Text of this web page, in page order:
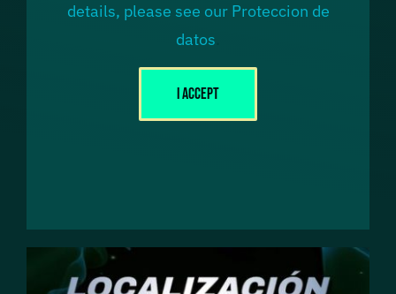
details, please see our Proteccion de
datos
I Accept